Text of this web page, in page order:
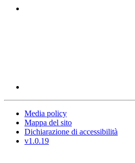
Media policy
Mappa del sito
Dichiarazione di accessibilità
v1.0.19